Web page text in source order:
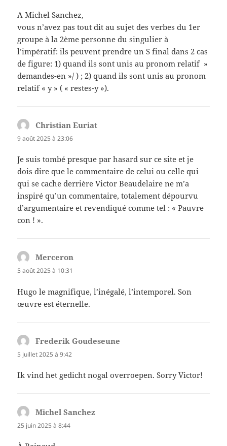
A Michel Sanchez,
vous n’avez pas tout dit au sujet des verbes du 1er
groupe à la 2ème personne du singulier à
l’impératif: ils peuvent prendre un S final dans 2 cas
de figure: 1) quand ils sont unis au pronom relatif »
demandes-en »/ ) ; 2) quand ils sont unis au pronom
relatif « y » ( « restes-y »).
Christian Euriat
9 août 2025 à 23:06
Je suis tombé presque par hasard sur ce site et je
dois dire que le commentaire de celui ou celle qui
qui se cache derrière Victor Beaudelaire ne m’a
inspiré qu’un commentaire, totalement dépourvu
d’argumentaire et revendiqué comme tel : « Pauvre
con ! ».
Merceron
5 août 2025 à 10:31
Hugo le magnifique, l’inégalé, l’intemporel. Son
œuvre est éternelle.
Frederik Goudeseune
5 juillet 2025 à 9:42
Ik vind het gedicht nogal overroepen. Sorry Victor!
Michel Sanchez
25 juin 2025 à 8:44